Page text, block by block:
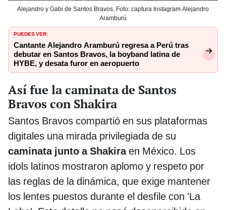
Alejandro y Gabi de Santos Bravos. Foto: captura Instagram Alejandro
Aramburú
PUEDES VER:
Cantante Alejandro Aramburú regresa a Perú tras
debutar en Santos Bravos, la boyband latina de
HYBE, y desata furor en aeropuerto
Así fue la caminata de Santos
Bravos con Shakira
Santos Bravos compartió en sus plataformas
digitales una mirada privilegiada de su
caminata junto a Shakiraen México. Los
idols latinos mostraron aplomo y respeto por
las reglas de la dinámica, que exige mantener
los lentes puestos durante el desfile con 'La